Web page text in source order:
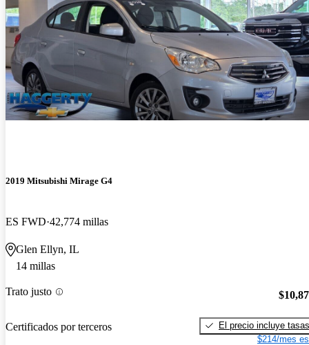
2019 Mitsubishi Mirage G4
ES FWD 42,774 millas
Glen Ellyn, IL
14 millas
Trato justo
Certificados por terceros
El precio incluye tasas
$214/mes